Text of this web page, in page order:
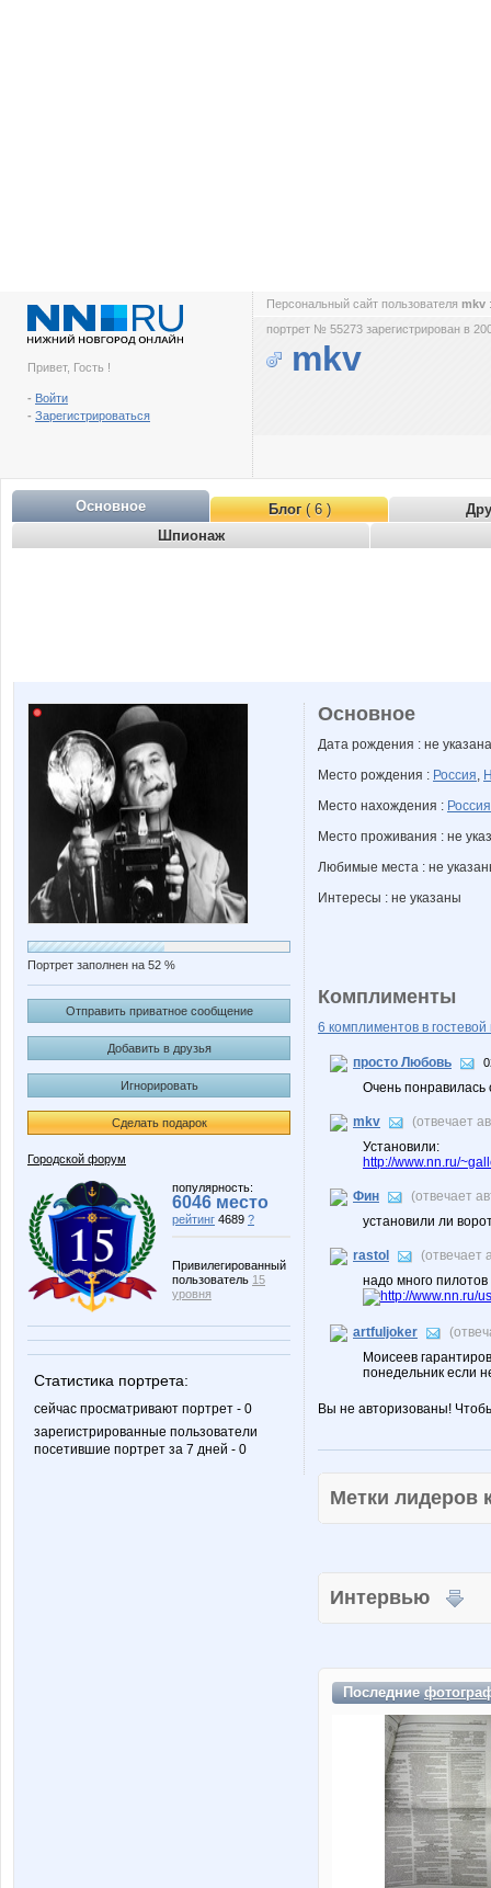
Привет, Гость !
- Войти
- Зарегистрироваться
Персональный сайт пользователя mkv
портрет № 55273 зарегистрирован в
mkv
Основное Блог( 6 )
Шпионаж
Портрет заполнен на 52 %
Отправить приватное сообщение
Добавить в друзья
Игнорировать
Сделать подарок
Городской форум
популярность:
6046 место
рейтинг 4689 ?
Привилегированный
пользователь 15
уровня
Статистика портрета:
сейчас просматривают портрет - 0
зарегистрированные пользователи
посетившие портрет за 7 дней - 0
Основное
Дата рождения : не указана
Место рождения : Россия,
Место нахождения : Россия
Место проживания : не
Любимые места : не
Интересы : не указаны
Комплименты
6 комплиментов в гостевой
просто Любовь
Очень понравилась
mkv
(отвечает
Установили:
http://www.nn.ru/
Фин
(отвечает
установили ли
rastol
(отвечает
надо много
http://www.nn.ru/
artfuljoker
Моисеев
понедельник если
Вы не авторизованы!
Метки
Интервью
Последние